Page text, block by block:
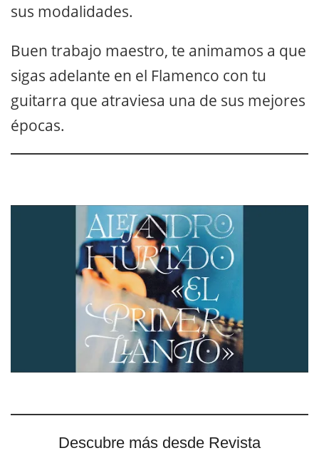
sus modalidades.
Buen trabajo maestro, te animamos a que
sigas adelante en el Flamenco con tu
guitarra que atraviesa una de sus mejores
épocas.
Descubre más desde Revista